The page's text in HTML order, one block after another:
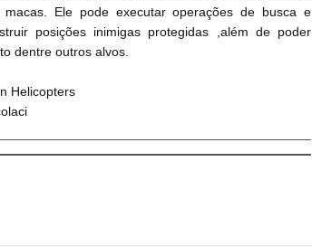
Ele pode executar operações de busca e
posições inimigas protegidas ,além de poder
dentre outros alvos.
Helicopters